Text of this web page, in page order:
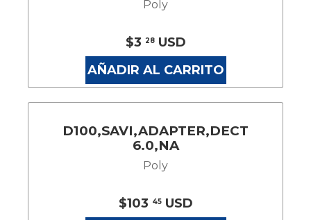
Poly
$3 28USD
AÑADIR AL CARRITO
D100,SAVI,ADAPTER,DECT
6.0,NA
Poly
$103 45USD